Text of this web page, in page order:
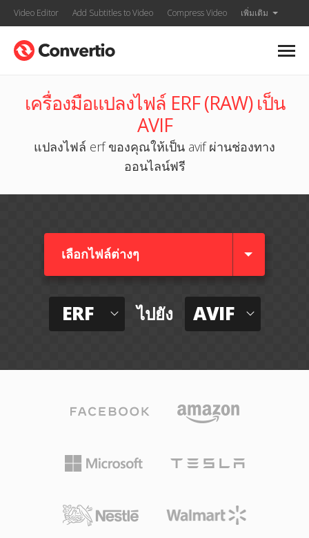
Video Editor Add Subtitles to Video Compress Video เพิ่มเติม
เครื่องมือแปลงไฟล์ ERF (RAW) เป็น
AVIF
แปลงไฟล์ erf ของคุณให้เป็น avif ผ่านช่องทาง
ออนไลน์ฟรี
เลือกไฟล์ต่างๆ​
ERF ไปยัง AVIF